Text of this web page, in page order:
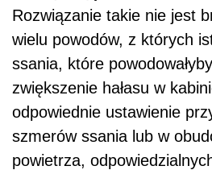
Rozwiązanie takie nie jest
wielu powodów, z których
ssania, które
zwiększenie hałasu w
odpowiednie ustawienie
szmerów ssania lub w
powietrza,